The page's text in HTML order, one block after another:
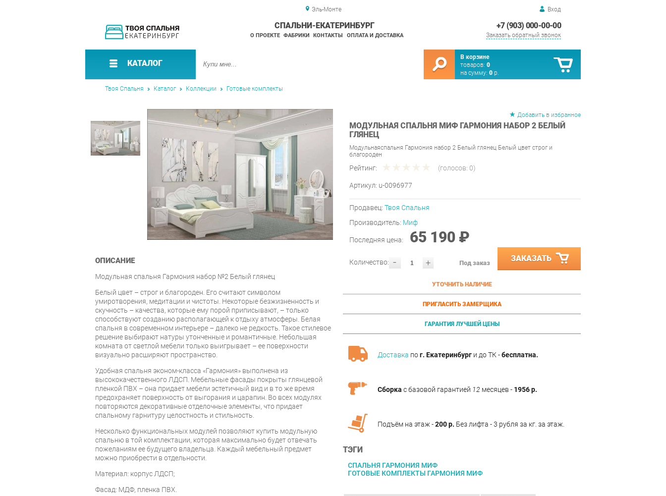
Эль-Монте Вход
+7 (903) 000-00-00
Заказать обратный звонок
СПАЛЬНИ-ЕКАТЕРИНБУРГ
О ПРОЕКТЕ ФАБРИКИ КОНТАКТЫ ОПЛАТА И ДОСТАВКА
КАТАЛОГ
В корзине
товаров: 0
на сумму: 0 р.
Твоя Спальня Каталог Коллекции Готовые комплекты
Добавить в избранное
МОДУЛЬНАЯ СПАЛЬНЯ МИФ ГАРМОНИЯ НАБОР 2 БЕЛЫЙ
ГЛЯНЕЦ
Модульнаяспальня Гармония набор 2 Белый глянец Белый цвет строг и
благороден
Рейтинг: (голосов: 0)
Артикул: u-0096977
Продавец: Твоя Спальня
Производитель: Миф
Последняя цена: 65 190 ₽
- +
Количество: Под заказ ЗАКАЗАТЬ
УТОЧНИТЬ НАЛИЧИЕ
ПРИГЛАСИТЬ ЗАМЕРЩИКА
ГАРАНТИЯ ЛУЧШЕЙ ЦЕНЫ
Доставка пог. Екатеринбург и до ТК -бесплатна.
Сборка с базовой гарантией 12 месяцев - 1956 р.
Подъём на этаж -200 р. Без лифта - 3 рубля за кг. за этаж.
ТЭГИ
СПАЛЬНЯ ГАРМОНИЯ МИФ
ГОТОВЫЕ КОМПЛЕКТЫ ГАРМОНИЯ МИФ
ОПИСАНИЕ
Модульная спальня Гармония набор №2 Белый глянец
Белый цвет – строг и благороден. Его считают символом
умиротворения, медитации и чистоты. Некоторые безжизненность и
скучность – качества, которые ему порой приписывают, – только
способствуют созданию располагающей к отдыху атмосферы. Белая
спальня в современном интерьере – далеко не редкость. Такое стилевое
решение выбирают натуры утонченные и романтичные. Небольшая
комната от светлой мебели только выигрывает – ее поверхности
визуально расширяют пространство.
Удобная спальня эконом-класса «Гармония» выполнена из
высококачественного ЛДСП. Мебельные фасады покрыты глянцевой
пленкой ПВХ – она придает мебели эстетичный вид и в то же время
предохраняет поверхность от выгорания и царапин. Во всех модулях
повторяются декоративные отделочные элементы, что придает
спальному гарнитуру целостность и стильность.
Несколько функциональных модулей позволяют купить модульную
спальню в той комплектации, которая максимально будет отвечать
пожеланиям ее будущего владельца. Каждый мебельный предмет
можно приобрести в отдельности.
Материал: корпус ЛДСП;
Фасад: МДФ, пленка ПВХ.